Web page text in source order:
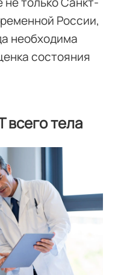
России,
необходима
состояния
всего тела